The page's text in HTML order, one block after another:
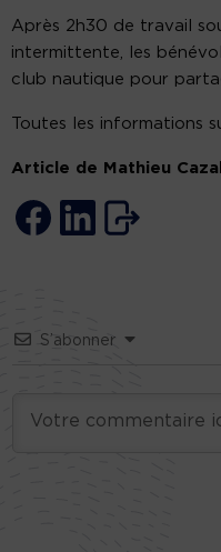
Après 2h30 de travail
intermittente, les
club nautique pour
Toutes les informations
Article de Mathieu
S’abonner